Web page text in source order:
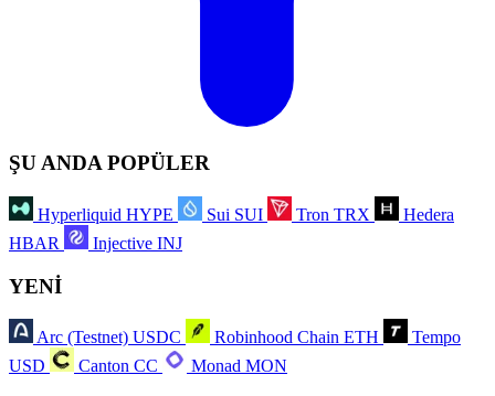
ŞU ANDA POPÜLER
Hyperliquid HYPE Sui SUI Tron TRX
Hedera
HBAR
Injective INJ
YENİ
Arc (Testnet) USDC Robinhood Chain ETH
Tempo
USD
Canton CC Monad MON